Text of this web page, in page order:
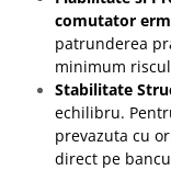
comutator
patrunderea
minimum
Stabilitate
echilibru.
prevazuta cu
direct pe